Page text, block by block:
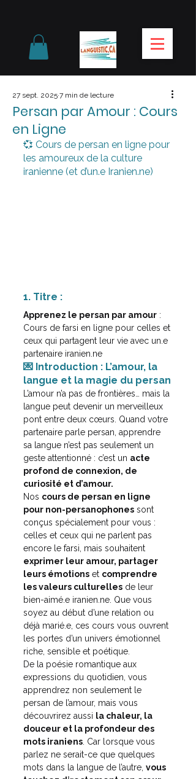
Persan par Amour : Cours
en Ligne
27 sept. 2025 7 min de lecture
💞 Cours de persan en ligne pour
les amoureux de la culture
iranienne (et d’un.e Iranien.ne)
1. Titre :
Apprenez le persan par amour :
Cours de farsi en ligne pour celles et
ceux qui partagent leur vie avec un.e
partenaire iranien.ne
💌 Introduction : L’amour, la
langue et la magie du persan
L’amour n’a pas de frontières… mais la
langue peut devenir un merveilleux
pont entre deux cœurs. Quand votre
partenaire parle persan, apprendre
sa langue n’est pas seulement un
geste attentionné : c’est un acte
profond de connexion, de
curiosité et d’amour.
Nos cours de persan en ligne
pour non-persanophones sont
conçus spécialement pour vous :
celles et ceux qui ne parlent pas
encore le farsi, mais souhaitent
exprimer leur amour, partager
leurs émotions et comprendre
les valeurs culturelles de leur
bien-aimé.e iranien.ne. Que vous
soyez au début d’une relation ou
déjà marié.e, ces cours vous ouvrent
les portes d’un univers émotionnel
riche, sensible et poétique.
De la poésie romantique aux
expressions du quotidien, vous
apprendrez non seulement le
persan de l’amour, mais vous
découvrirez aussi la chaleur, la
douceur et la profondeur des
mots iraniens. Car lorsque vous
parlez ne serait-ce que quelques
mots dans la langue de l’autre, vous